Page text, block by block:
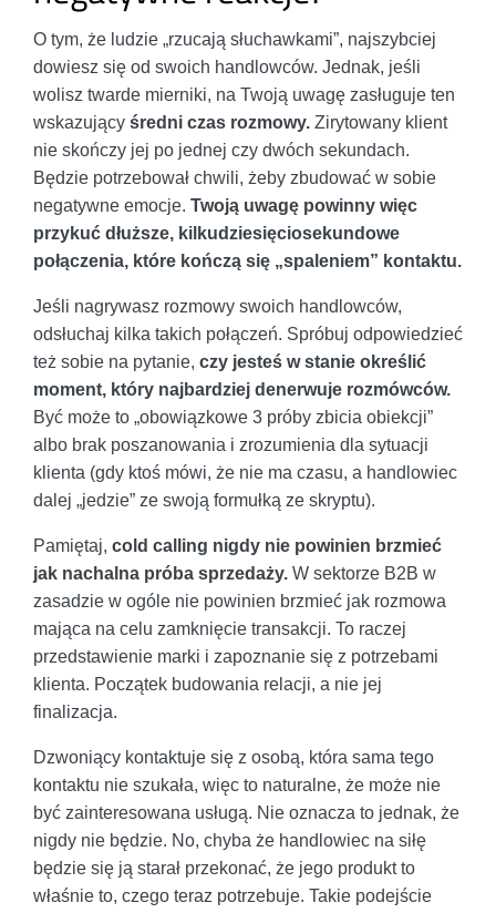
O tym, że ludzie „rzucają słuchawkami”, najszybciej
dowiesz się od swoich handlowców. Jednak, jeśli
wolisz twarde mierniki, na Twoją uwagę zasługuje ten
wskazujący średni czas rozmowy. Zirytowany klient
nie skończy jej po jednej czy dwóch sekundach.
Będzie potrzebował chwili, żeby zbudować w sobie
negatywne emocje. Twoją uwagę powinny więc
przykuć dłuższe, kilkudziesięciosekundowe
połączenia, które kończą się „spaleniem” kontaktu.
Jeśli nagrywasz rozmowy swoich handlowców,
odsłuchaj kilka takich połączeń. Spróbuj odpowiedzieć
też sobie na pytanie, czy jesteś w stanie określić
moment, który najbardziej denerwuje rozmówców.
Być może to „obowiązkowe 3 próby zbicia obiekcji”
albo brak poszanowania i zrozumienia dla sytuacji
klienta (gdy ktoś mówi, że nie ma czasu, a handlowiec
dalej „jedzie” ze swoją formułką ze skryptu).
Pamiętaj, cold calling nigdy nie powinien brzmieć
jak nachalna próba sprzedaży. W sektorze B2B w
zasadzie w ogóle nie powinien brzmieć jak rozmowa
mająca na celu zamknięcie transakcji. To raczej
przedstawienie marki i zapoznanie się z potrzebami
klienta. Początek budowania relacji, a nie jej
finalizacja.
Dzwoniący kontaktuje się z osobą, która sama tego
kontaktu nie szukała, więc to naturalne, że może nie
być zainteresowana usługą. Nie oznacza to jednak, że
nigdy nie będzie. No, chyba że handlowiec na siłę
będzie się ją starał przekonać, że jego produkt to
właśnie to, czego teraz potrzebuje. Takie podejście